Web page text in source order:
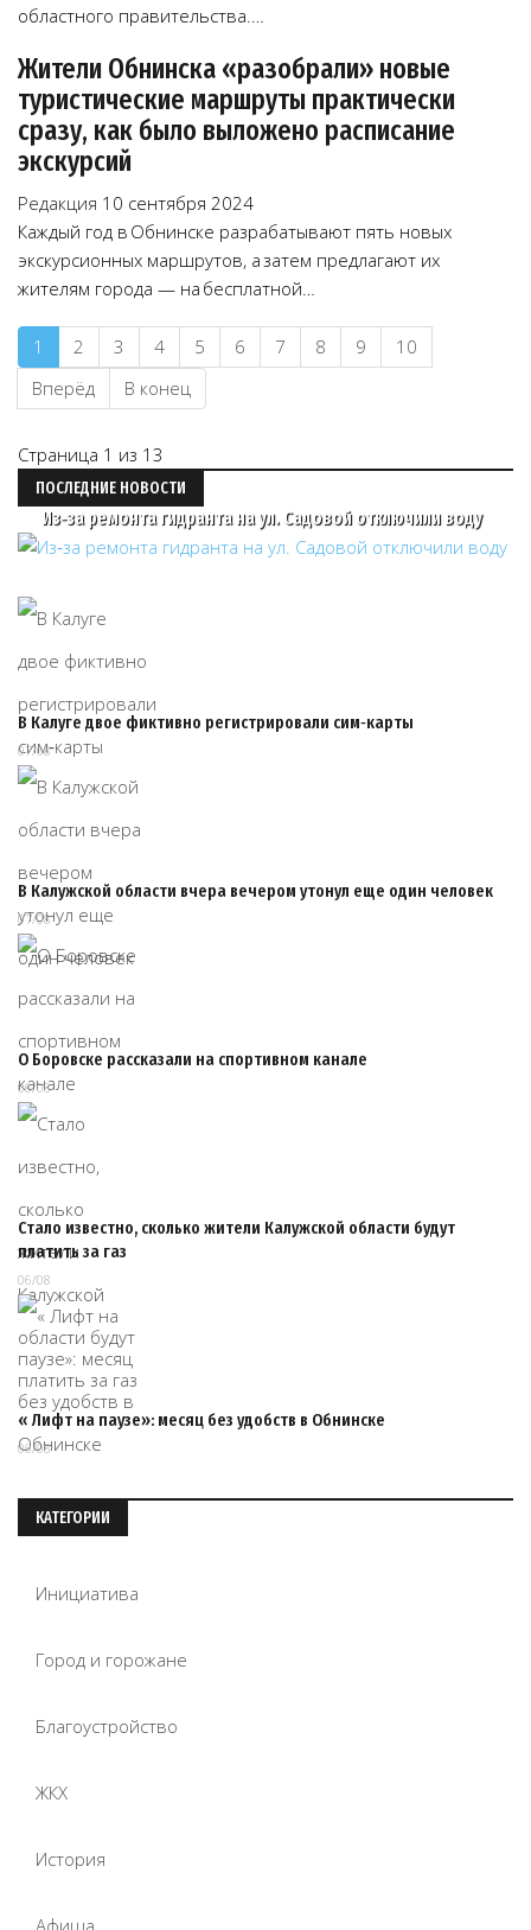
областного правительства.…
Жители Обнинска «разобрали» новые
туристические маршруты практически
сразу, как было выложено расписание
экскурсий
Редакция 10 сентября 2024
Каждый год в Обнинске разрабатывают пять новых
экскурсионных маршрутов, а затем предлагают их
жителям города — на бесплатной…
1 2 3 4 5 6 7 8 9
10
Вперёд
В конец
Страница 1 из 13
ПОСЛЕДНИЕ НОВОСТИ
Из‑за ремонта гидранта на ул. Садовой отключили воду
В Калуге двое фиктивно регистрировали сим‑карты
07/08
В Калужской области вчера вечером утонул еще один человек
07/08
О Боровске рассказали на спортивном канале
06/08
Стало известно, сколько жители Калужской области будут
платить за газ
06/08
« Лифт на паузе»: месяц без удобств в Обнинске
06/08
КАТЕГОРИИ
Инициатива
Город и горожане
Благоустройство
ЖКХ
История
Афиша